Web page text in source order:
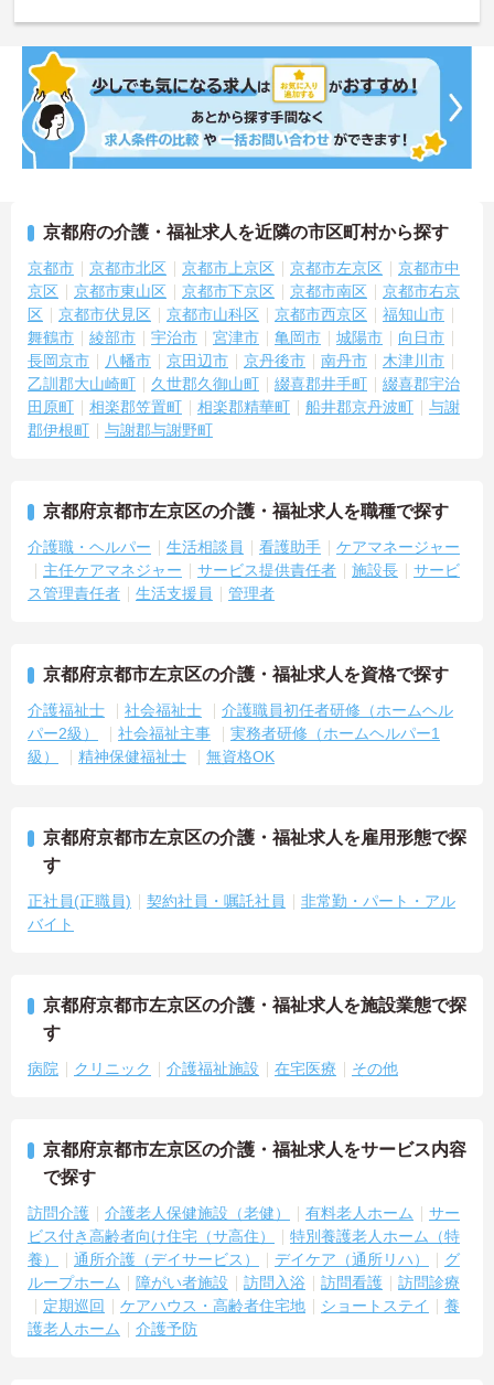
京都府の介護・福祉求人を近隣の市区町村から探す
京都市 京都市北区 京都市上京区 京都市左京区
京都市中
京区
京都市東山区 京都市下京区 京都市南区
京都市右京
区
京都市伏見区 京都市山科区 京都市西京区
福知山市
舞鶴市
綾部市 宇治市 宮津市 亀岡市 城陽市
向日市
長岡京市
八幡市 京田辺市 京丹後市 南丹市
木津川市
乙訓郡大山崎町
久世郡久御山町 綴喜郡井手町
綴喜郡宇治
田原町
相楽郡笠置町 相楽郡精華町 船井郡京丹波町
与謝
郡伊根町
与謝郡与謝野町
京都府京都市左京区の介護・福祉求人を職種で探す
介護職・ヘルパー 生活相談員 看護助手
ケアマネージャー
主任ケアマネジャー
サービス提供責任者 施設長
サービ
ス管理責任者
生活支援員 管理者
京都府京都市左京区の介護・福祉求人を資格で探す
介護福祉士 社会福祉士
介護職員初任者研修（ホームヘル
パー2級）
社会福祉主事
実務者研修（ホームヘルパー1
級）
精神保健福祉士 無資格OK
京都府京都市左京区の介護・福祉求人を雇用形態で探
す
正社員(正職員) 契約社員・嘱託社員
非常勤・パート・アル
バイト
京都府京都市左京区の介護・福祉求人を施設業態で探
す
病院 クリニック 介護福祉施設 在宅医療 その他
京都府京都市左京区の介護・福祉求人をサービス内容
で探す
訪問介護 介護老人保健施設（老健） 有料老人ホーム
サー
ビス付き高齢者向け住宅（サ高住）
特別養護老人ホーム（特
養）
通所介護（デイサービス） デイケア（通所リハ）
グ
ループホーム
障がい者施設 訪問入浴 訪問看護
訪問診療
定期巡回
ケアハウス・高齢者住宅地 ショートステイ
養
護老人ホーム
介護予防